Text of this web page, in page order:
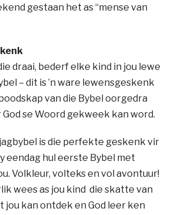
gestaan het as “mense van
draai, bederf elke kind in jou lewe
– dit is ’n ware lewensgeskenk
van die Bybel oorgedra
God se Woord gekweek kan word.
is die perfekte geskenk vir
eendag hul eerste Bybel met
Volkleur, volteks en vol avontuur!
wees as jou kind die skatte van
jou kan ontdek en God leer ken